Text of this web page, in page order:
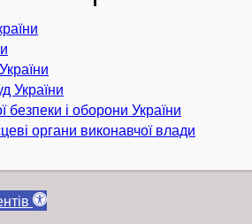
України
безпеки і оборони України
органи виконавчої влади